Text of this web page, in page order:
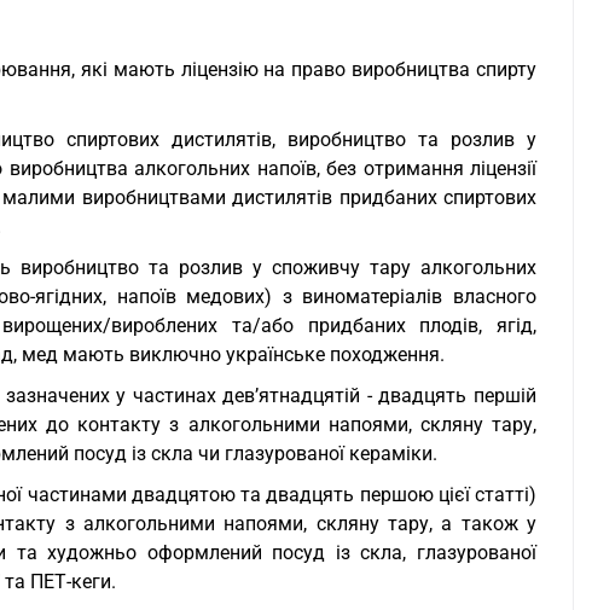
які мають ліцензію на право виробництва спирту
спиртових дистилятів, виробництво та розлив у
алкогольних напоїв, без отримання ліцензії
виробництвами дистилятів придбаних спиртових
виробництво та розлив у споживчу тару алкогольних
ягідних, напоїв медових) з виноматеріалів власного
вироблених та/або придбаних плодів, ягід,
мед мають виключно українське походження.
у частинах дев’ятнадцятій - двадцять першій
до контакту з алкогольними напоями, скляну тару,
посуд із скла чи глазурованої кераміки.
частинами двадцятою та двадцять першою цієї статті)
з алкогольними напоями, скляну тару, а також у
та художньо оформлений посуд із скла, глазурованої
ПЕТ-кеги.